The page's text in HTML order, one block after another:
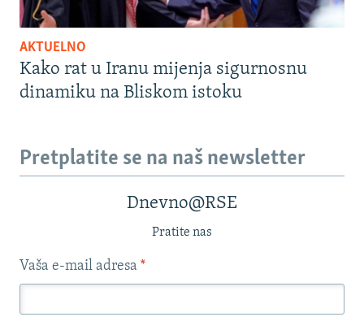
AKTUELNO
Kako rat u Iranu mijenja sigurnosnu
dinamiku na Bliskom istoku
Pretplatite se na naš newsletter
Dnevno@RSE
Pratite nas
Vaša e-mail adresa *